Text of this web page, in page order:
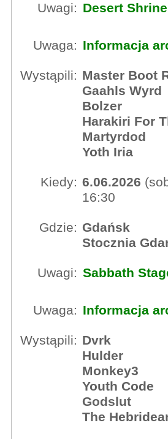
Uwagi: Desert Shrine
Uwaga: Informacja
Wystąpili: Master Boot
Gaahls Wyrd
Bolzer
Harakiri For
Martyrdod
Yoth Iria
Kiedy: 6.06.2026
16:30
Gdzie: Gdańsk
Stocznia
Uwagi: Sabbath
Uwaga: Informacja
Wystąpili: Dvrk
Hulder
Monkey3
Youth Code
Godslut
The